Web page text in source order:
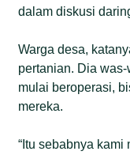
dalam diskusi
Warga desa,
pertanian. Dia
mulai beroperasi,
mereka.
“Itu sebabnya